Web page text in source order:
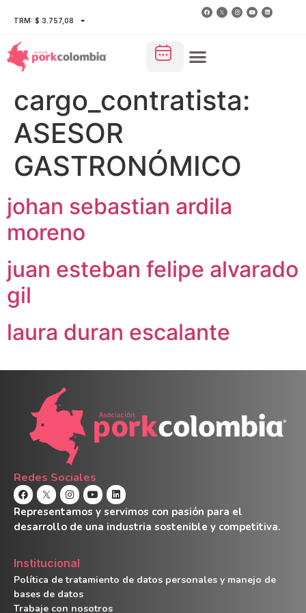
TRM: $ 3.757,08
cargo_contratista:
ASESOR
GASTRONÓMICO
johan sebastian ardila
moreno
juan esteban felipe alvarado
gil
laura duran escalante
Redes Sociales
Representamos y servimos con pasión para el
desarrollo de una industria sostenible y competitiva.
Institucional
Política de tratamiento de datos personales y manejo de
bases de datos
Trabaje con nosotros